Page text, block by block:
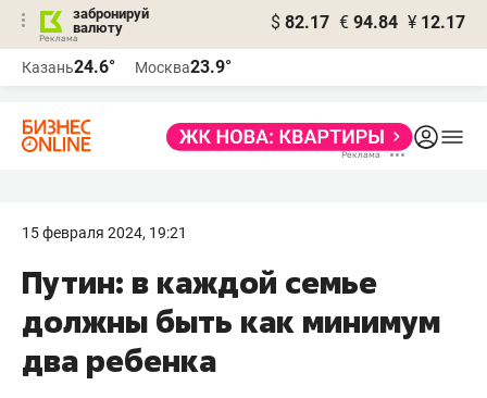
забронируй
валюту
$ 82.17 € 94.84 ¥ 12.17
Казань24.6° Москва23.9°
15 февраля 2024, 19:21
Путин: в каждой семье
должны быть как минимум
два ребенка